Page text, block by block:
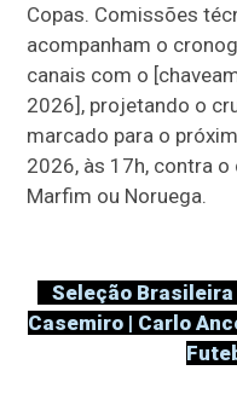
Copas. Comissões
acompanham o
canais com o
2026], projetando o
marcado para o
2026, às 17h, contra
Marfim ou Noruega.
Seleção Brasileira
Casemiro | Carlo